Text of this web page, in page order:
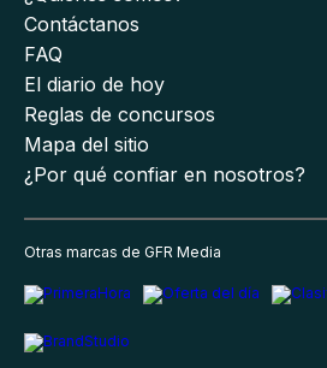
Contáctanos
FAQ
El diario de hoy
Reglas de concursos
Mapa del sitio
¿Por qué confiar en nosotros?
Otras marcas de GFR Media